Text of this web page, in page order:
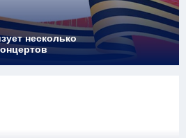
несколько